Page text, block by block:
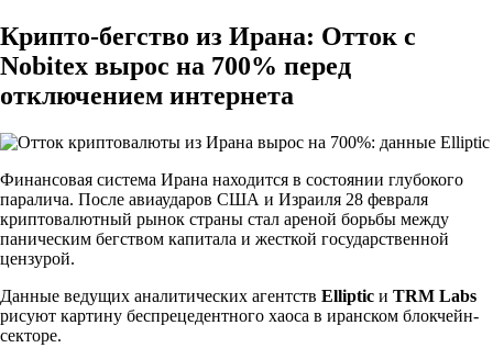
Крипто-бегство из Ирана: Отток с
Nobitex вырос на 700% перед
отключением интернета
Финансовая система Ирана находится в состоянии глубокого
паралича. После авиаударов США и Израиля 28 февраля
криптовалютный рынок страны стал ареной борьбы между
паническим бегством капитала и жесткой государственной
цензурой.
Данные ведущих аналитических агентств Elliptic и TRM Labs
рисуют картину беспрецедентного хаоса в иранском блокчейн-
секторе.